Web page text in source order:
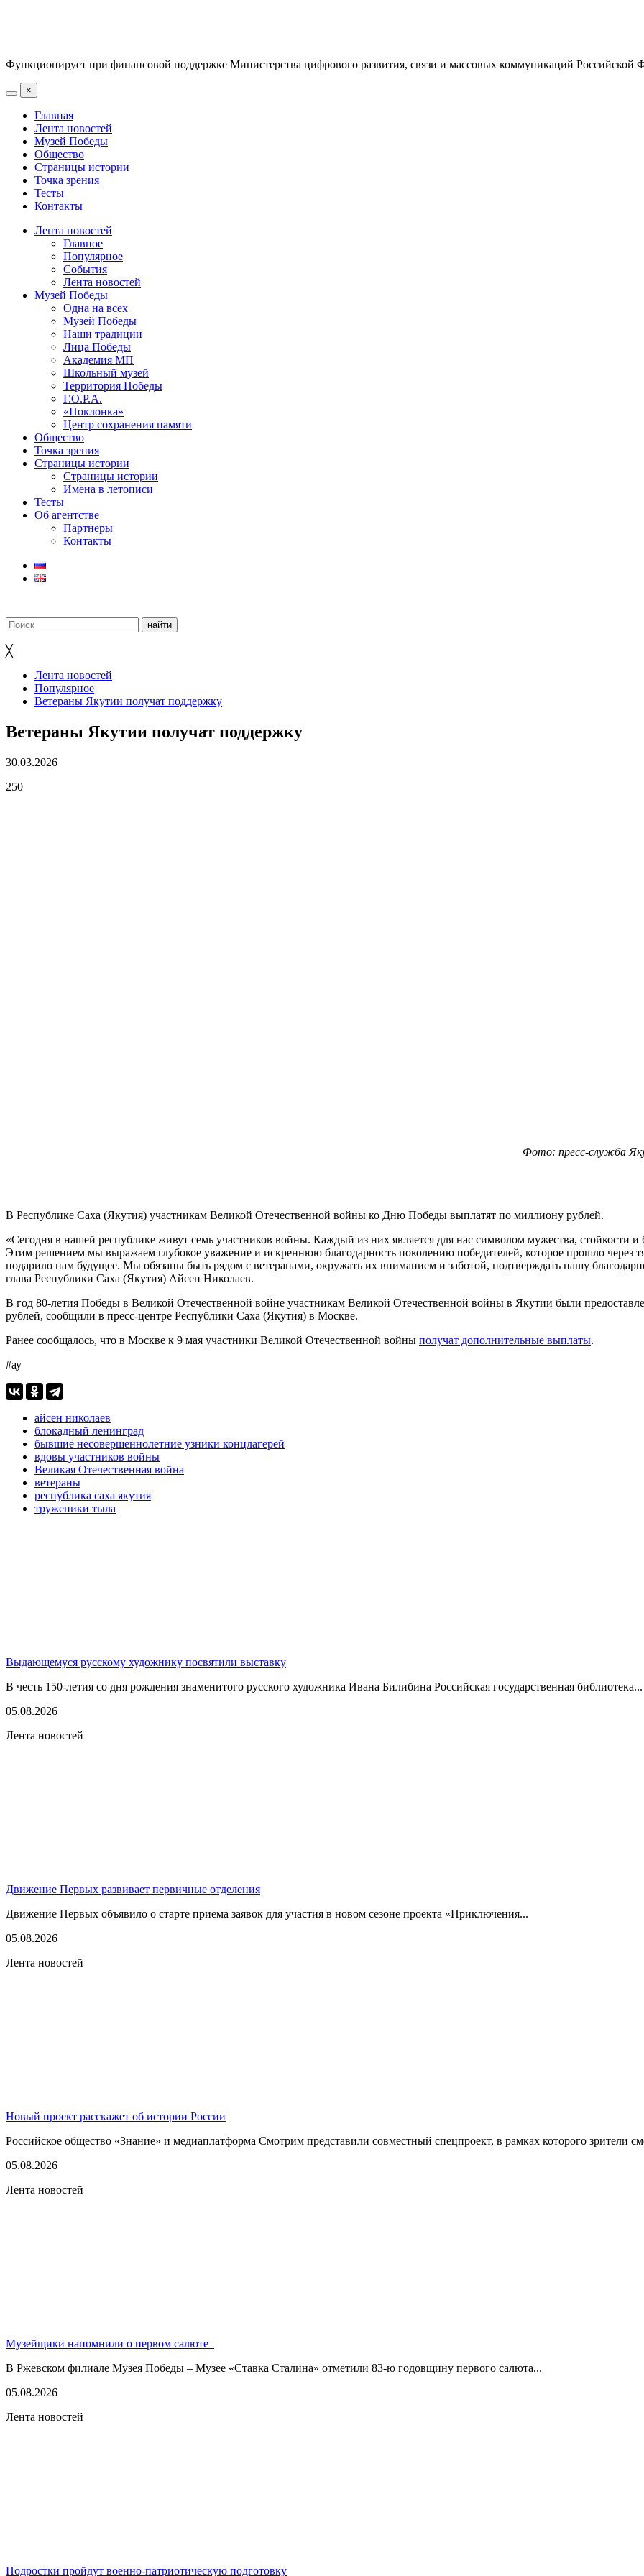
Функционирует при финансовой поддержке Министерства цифрового развития, связи и массовых коммуникаций Российской
×
Главная
Лента новостей
Музей Победы
Общество
Страницы истории
Точка зрения
Тесты
Контакты
Лента новостей
Главное
Популярное
События
Лента новостей
Музей Победы
Одна на всех
Музей Победы
Наши традиции
Лица Победы
Академия МП
Школьный музей
Территория Победы
Г.О.Р.А.
«Поклонка»
Центр сохранения памяти
Общество
Точка зрения
Страницы истории
Страницы истории
Имена в летописи
Тесты
Об агентстве
Партнеры
Контакты
╳
Лента новостей
Популярное
Ветераны Якутии получат поддержку
Ветераны Якутии получат поддержку
30.03.2026
250
Фото: пресс-служба
В Республике Саха (Якутия) участникам Великой Отечественной войны ко Дню Победы выплатят по миллиону рублей.
«Сегодня в нашей республике живут семь участников войны. Каждый из них является для нас символом мужества,
Этим решением мы выражаем глубокое уважение и искреннюю благодарность поколению победителей, которое прошло через
подарило нам будущее. Мы обязаны быть рядом с ветеранами, окружать их вниманием и заботой, подтверждать нашу
глава Республики Саха (Якутия) Айсен Николаев.
В год 80-летия Победы в Великой Отечественной войне участникам Великой Отечественной войны в Якутии были
рублей, сообщили в пресс-центре Республики Саха (Якутия) в Москве.
Ранее сообщалось, что в Москве к 9 мая участники Великой Отечественной войны получат дополнительные выплаты.
#ау
айсен николаев
блокадный ленинград
бывшие несовершеннолетние узники концлагерей
вдовы участников войны
Великая Отечественная война
ветераны
республика саха якутия
труженики тыла
Выдающемуся русскому художнику посвятили выставку
В честь 150-летия со дня рождения знаменитого русского художника Ивана Билибина Российская государственная библиотека...
05.08.2026
Лента новостей
Движение Первых развивает первичные отделения
Движение Первых объявило о старте приема заявок для участия в новом сезоне проекта «Приключения...
05.08.2026
Лента новостей
Новый проект расскажет об истории России
Российское общество «Знание» и медиаплатформа Смотрим представили совместный спецпроект, в рамках которого зрители
05.08.2026
Лента новостей
Музейщики напомнили о первом салюте
В Ржевском филиале Музея Победы – Музее «Ставка Сталина» отметили 83-ю годовщину первого салюта...
05.08.2026
Лента новостей
Подростки пройдут военно-патриотическую подготовку